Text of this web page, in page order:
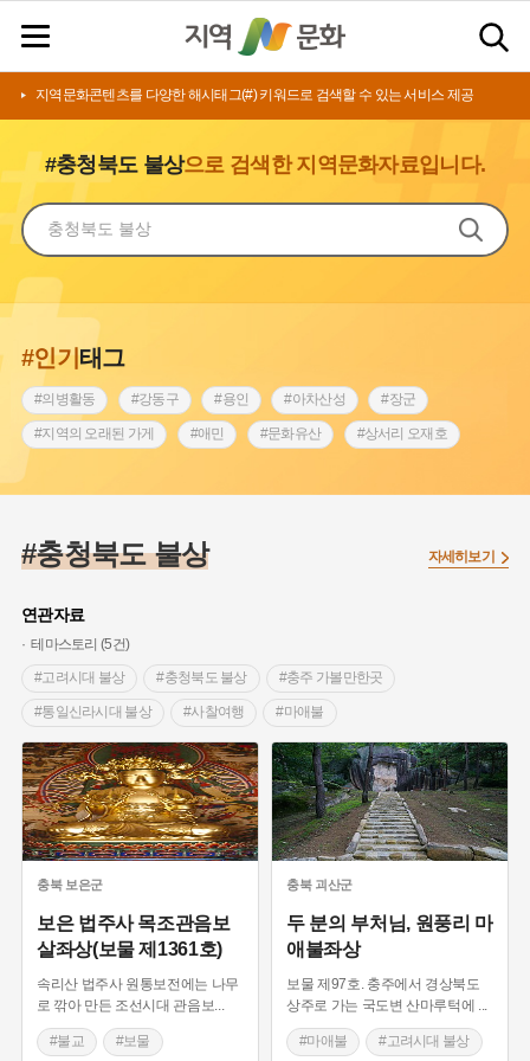
지역문화콘텐츠를 다양한 해시태그(#) 키워드로 검색할 수 있는 서비스 제공
#충청북도 불상으로 검색한 지역문화자료입니다.
#인기태그
#의병활동 #강동구 #용인 #아차산성 #장군
#지역의 오래된 가게 #애민 #문화유산 #상서리 오재호
#조선 시대 사회
#허준 #28독립선언 #지명유래
#여성독립운동가
#백년가게
#단지 #설화 #인물설화 #대한애국부인회
#고구마 #김마리아 #바위설화 #인천
#강진 #블루리본 #전설 #조선시대 문신
#여성 독립운동가 #지역의 설화 #성곽 #어린이역사콘텐츠
#내시 #내성 #먼우금 #징채 #제주도설화 #영산강
#대한민국임시정부 #강서구 #마을 #종로구 #노원구
#부산 #용인의 전설
#경기도설화 #남자현 #한의학 #동화 #임시의정원
#황해도 #산성 #박물관 #공예품 #영산포
#충청북도 불상
연관자료
테마스토리 (5건)
#고려시대 불상
#충청북도 불상 #충주 가볼만한곳
#통일신라시대 불상 #사찰여행 #마애불
#미술인 #조각가 #조소예술
#충청북도 문화예술인 #불교 #보물
#유네스코 세계유산 #조선시대 불상
#보은 가볼만한곳
자세히보기
충북 보은군
보은 법주사 목조관음보
살좌상(보물 제1361호)
속리산 법주사 원통보전에는 나무
로 깎아 만든 조선시대 관음보
#불교 #보물
충북 괴산군
두 분의 부처님, 원풍리 마
애불좌상
보물 제97호. 충주에서 경상북도
상주로 가는 국도변 산마루턱에
#마애불 #고려시대 불상